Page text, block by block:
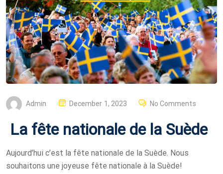
Admin
P
S
E
D
December 1, 2023 No Comments
La fête nationale de la Suède
Aujourd’hui c’est la fête nationale de la Suède. Nous
souhaitons une joyeuse fête nationale à la Suède!